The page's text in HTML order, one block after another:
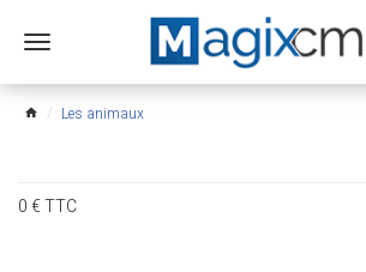
Ouvrir
menu
home Les animaux
0€TTC